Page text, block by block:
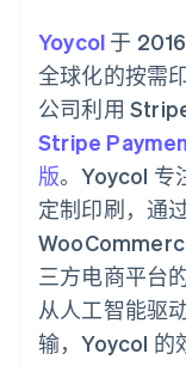
支付成功率优
化
Link
加速结账
更多
Product
了解未来规划
Radar
欺诈防范
Yoycol 于
全球化的按需
公司利用
Stripe
版。Yoycol 专
定制印刷，通
三方电商平台
从人工智能驱
输，Yoycol 的